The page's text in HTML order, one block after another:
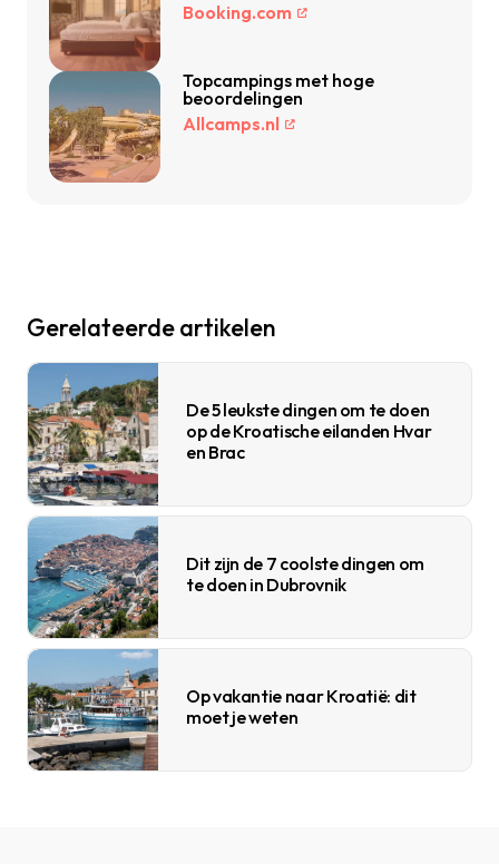
Booking.com
Topcampings met hoge
beoordelingen
Allcamps.nl
Gerelateerde artikelen
De 5 leukste dingen om te doen
op de Kroatische eilanden Hvar
en Brac
Dit zijn de 7 coolste dingen om
te doen in Dubrovnik
Op vakantie naar Kroatië: dit
moet je weten